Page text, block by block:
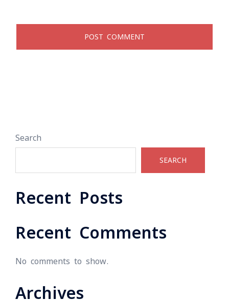
Search
SEARCH
Recent Posts
Recent Comments
No comments to show.
Archives